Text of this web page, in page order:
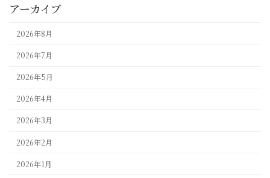
アーカイブ
2026年8月
2026年7月
2026年5月
2026年4月
2026年3月
2026年2月
2026年1月